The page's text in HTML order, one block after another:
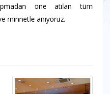
öne atılan tüm
minnetle anıyoruz.